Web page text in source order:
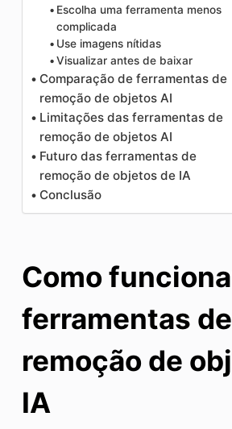
Escolha uma ferramenta menos
complicada
Use imagens nítidas
Visualizar antes de baixar
Comparação de ferramentas de
remoção de objetos AI
Limitações das ferramentas de
remoção de objetos AI
Futuro das ferramentas de
remoção de objetos de IA
Conclusão
Como
ferramentas de
remoção de
IA